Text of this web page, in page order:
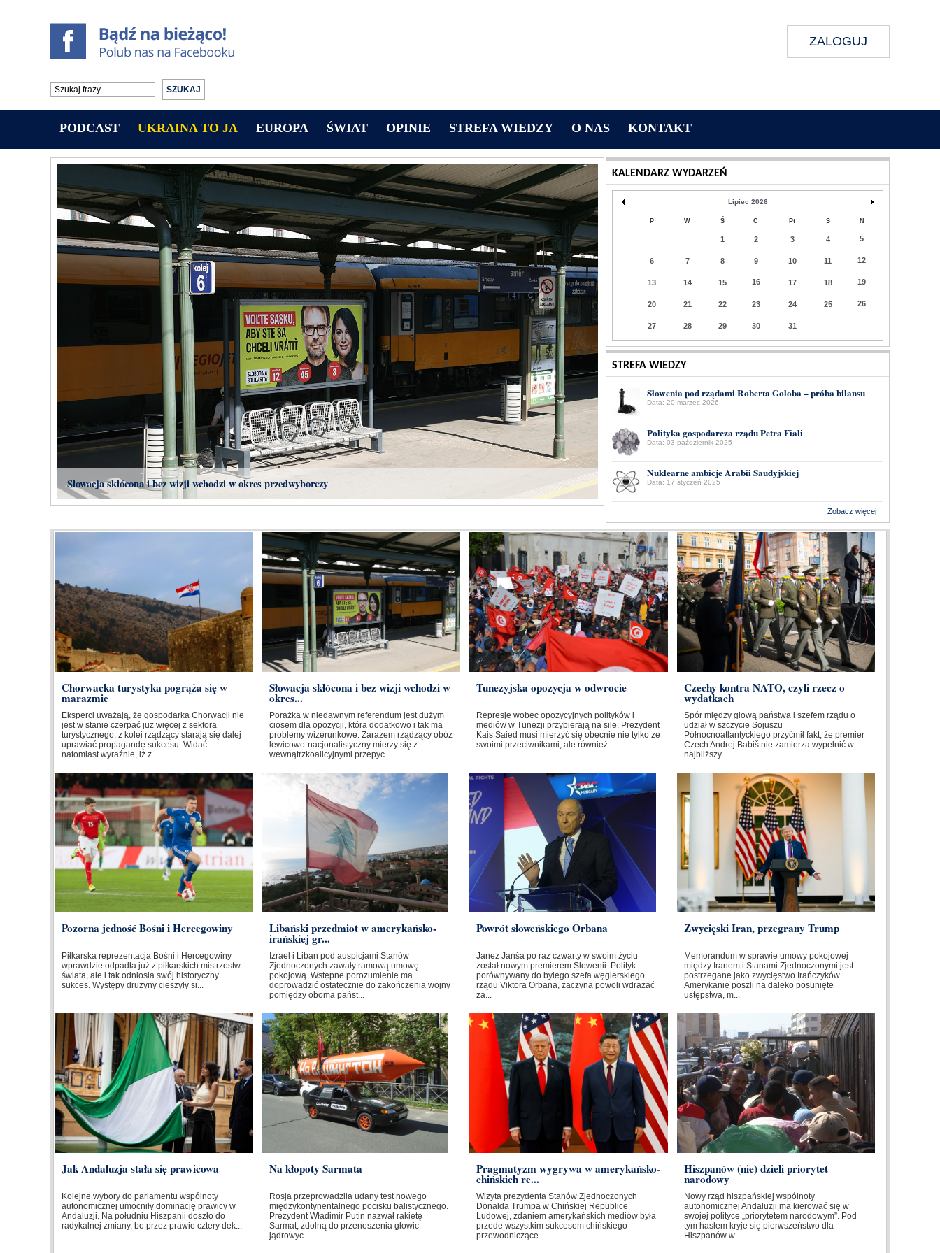
ZALOGUJ
PODCAST UKRAINA TO JA EUROPA ŚWIAT OPINIE STREFA WIEDZY O NAS KONTAKT
Słowacja skłócona i bez wizji wchodzi w okres przedwyborczy
KALENDARZ WYDARZEŃ
Lipiec 2026
P W Ś C Pt S N
1 2 3 4 5
6 7 8 9 10 11 12
13 14 15 16 17 18 19
20 21 22 23 24 25 26
27 28 29 30 31
STREFA WIEDZY
Słowenia pod rządami Roberta Goloba – próba bilansu
Data: 20 marzec 2026
Polityka gospodarcza rządu Petra Fiali
Data: 03 październik 2025
Nuklearne ambicje Arabii Saudyjskiej
Data: 17 styczeń 2025
Zobacz więcej
Wykonanie:Delta Interactive
Chorwacka turystyka pogrąża się w
marazmie
Eksperci uważają, że gospodarka Chorwacji nie
jest w stanie czerpać już więcej z sektora
turystycznego, z kolei rządzący starają się dalej
uprawiać propagandę sukcesu. Widać
natomiast wyraźnie, iż z...
Słowacja skłócona i bez wizji wchodzi w
okres...
Porażka w niedawnym referendum jest dużym
ciosem dla opozycji, która dodatkowo i tak ma
problemy wizerunkowe. Zarazem rządzący obóz
lewicowo-nacjonalistyczny mierzy się z
wewnątrzkoalicyjnymi przepyc...
Tunezyjska opozycja w odwrocie
Represje wobec opozycyjnych polityków i
mediów w Tunezji przybierają na sile. Prezydent
Kais Saied musi mierzyć się obecnie nie tylko ze
swoimi przeciwnikami, ale również...
Czechy kontra NATO, czyli rzecz o
wydatkach
Spór między głową państwa i szefem rządu o
udział w szczycie Sojuszu
Północnoatlantyckiego przyćmił fakt, że premier
Czech Andrej Babiš nie zamierza wypełnić w
najbliższy...
Pozorna jedność Bośni i Hercegowiny
Piłkarska reprezentacja Bośni i Hercegowiny
wprawdzie odpadła już z piłkarskich mistrzostw
świata, ale i tak odniosła swój historyczny
sukces. Występy drużyny cieszyły si...
Libański przedmiot w amerykańsko-
irańskiej gr...
Izrael i Liban pod auspicjami Stanów
Zjednoczonych zawały ramową umowę
pokojową. Wstępne porozumienie ma
doprowadzić ostatecznie do zakończenia wojny
pomiędzy oboma państ...
Powrót słoweńskiego Orbana
Janez Janša po raz czwarty w swoim życiu
został nowym premierem Słowenii. Polityk
porównywany do byłego szefa węgierskiego
rządu Viktora Orbana, zaczyna powoli wdrażać
za...
Zwycięski Iran, przegrany Trump
Memorandum w sprawie umowy pokojowej
między Iranem i Stanami Zjednoczonymi jest
postrzegane jako zwycięstwo Irańczyków.
Amerykanie poszli na daleko posunięte
ustępstwa, m...
Jak Andaluzja stała się prawicowa
Kolejne wybory do parlamentu wspólnoty
autonomicznej umocniły dominację prawicy w
Andaluzji. Na południu Hiszpanii doszło do
radykalnej zmiany, bo przez prawie cztery dek...
Na kłopoty Sarmata
Rosja przeprowadziła udany test nowego
międzykontynentalnego pocisku balistycznego.
Prezydent Władimir Putin nazwał rakietę
Sarmat, zdolną do przenoszenia głowic
jądrowyc...
Pragmatyzm wygrywa w amerykańsko-
chińskich re...
Wizyta prezydenta Stanów Zjednoczonych
Donalda Trumpa w Chińskiej Republice
Ludowej, zdaniem amerykańskich mediów była
przede wszystkim sukcesem chińskiego
przewodniczące...
Hiszpanów (nie) dzieli priorytet
narodowy
Nowy rząd hiszpańskiej wspólnoty
autonomicznej Andaluzji ma kierować się w
swojej polityce „priorytetem narodowym”. Pod
tym hasłem kryje się pierwszeństwo dla
Hiszpanów w...